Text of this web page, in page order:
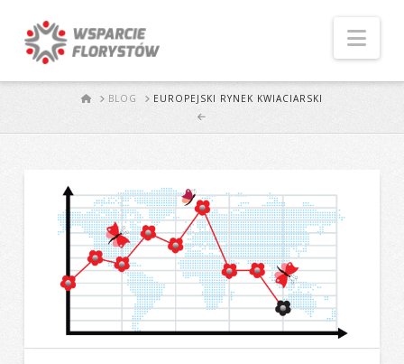
STARTBLOG EUROPEJSKI RYNEK KWIACIARSKI